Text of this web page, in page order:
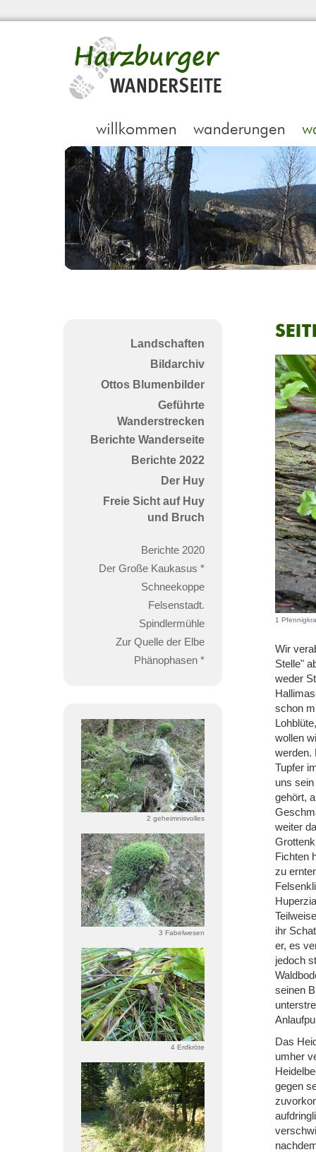
Landschaften
Bildarchiv
Ottos Blumenbilder
Geführte
Wanderstrecken
Berichte Wanderseite
Berichte 2022
Der Huy
Freie Sicht auf Huy
und Bruch
Berichte 2020
Der Große Kaukasus *
Schneekoppe
Felsenstadt.
Spindlermühle
Zur Quelle der Elbe
Phänophasen *
2 geheimnisvolles
3 Fabelwesen
4 Erdkröte
2
1
Wir
Stelle"
weder
schon
wollen
werden.
Tupfer
uns
gehört,
weiter
Fichten
zu
ihr
er, es
jedoch
seinen
Das
umher
gegen